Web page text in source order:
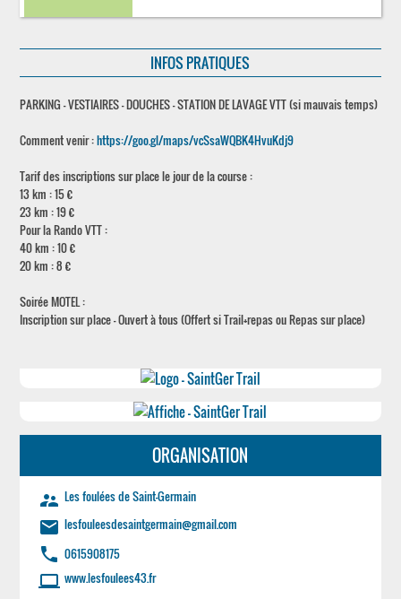
INFOS PRATIQUES
PARKING - VESTIAIRES - DOUCHES - STATION DE LAVAGE VTT (si mauvais temps)
Comment venir :https://goo.gl/maps/vcSsaWQBK4HvuKdj9
Tarif des inscriptions sur place le jour de la course :
13 km : 15 €
23 km : 19 €
Pour la Rando VTT :
40 km : 10 €
20 km : 8 €
Soirée MOTEL :
Inscription sur place - Ouvert à tous (Offert si Trail+repas ou Repas sur place)
ORGANISATION
supervisor_account Les foulées de Saint-Germain
email lesfouleesdesaintgermain@gmail.com
phone 0615908175
laptop www.lesfoulees43.fr